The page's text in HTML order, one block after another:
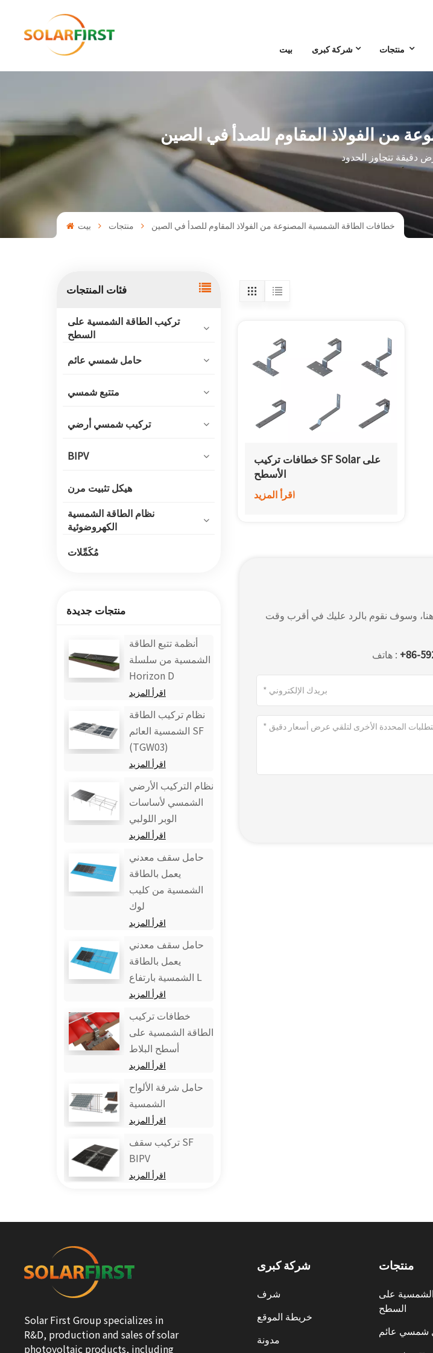
بيت شركة كبرى
من الفولاذ المقاوم للصدأ في الصين
دقيقة تتجاوز الحدود
بيت منتجات خطافات الطاقة الشمسية المصنوعة من الفولاذ المقاوم للصدأ في الصين
فئات المنتجات
تركيب الطاقة الشمسية على
السطح
حامل شمسي عائم
متتبع شمسي
تركيب شمسي أرضي
BIPV
هيكل تثبيت مرن
نظام الطاقة الشمسية
الكهروضوئية
مُكَمِّلات
منتجات جديدة
أنظمة تتبع الطاقة
الشمسية من سلسلة
Horizon D
اقرأ المزيد
نظام تركيب الطاقة
الشمسية العائم SF
(TGW03)
اقرأ المزيد
نظام التركيب الأرضي
الشمسي لأساسات
الوبر اللولبي
اقرأ المزيد
حامل سقف معدني
يعمل بالطاقة
الشمسية من كليب
لوك
اقرأ المزيد
حامل سقف معدني
يعمل بالطاقة
الشمسية بارتفاع L
اقرأ المزيد
خطافات تركيب
الطاقة الشمسية على
أسطح البلاط
اقرأ المزيد
حامل شرفة الألواح
الشمسية
اقرأ المزيد
تركيب سقف SF
BIPV
اقرأ المزيد
خطافات تركيب SF Solar على
الأسطح
اقرأ المزيد
هنا، وسوف نقوم بالرد عليك في أقرب وقت
هاتف : +86-
Solar First Group specializes in
R&D, production and sales of solar
photovoltaic products, including
شركة كبرى
شرف
خريطة الموقع
مدونة
منتجات
على
السطح
شمسي عائم